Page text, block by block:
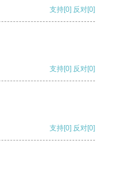
支持[0] 反对[0]
支持[0] 反对[0]
支持[0] 反对[0]